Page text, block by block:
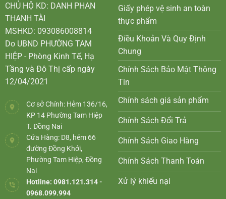
CHỦ HỘ KD: DANH PHAN
THANH TÀI
MSHKD: 093086008814
Do UBND PHƯỜNG TAM
HIỆP - Phòng Kinh Tế, Hạ
Tầng và Đô Thị cấp ngày
12/04/2021
Cơ sở Chính: Hẻm 136/16,
KP 14 Phường Tam Hiệp
T. Đồng Nai
Cửa Hàng: D8, hẻm 66
đường Đồng Khởi,
Phường Tam Hiệp, Đồng
Nai
Hotline: 0981.121.314 -
0968.099.994
Giấy phép vệ sinh an toàn
thực phẩm
Điều Khoản Và Quy Định
Chung
Chính Sách Bảo Mật Thông
Tin
Chính sách giá sản phẩm
Chính Sách Đổi Trả
Chính Sách Giao Hàng
Chính Sách Thanh Toán
Xử lý khiếu nại